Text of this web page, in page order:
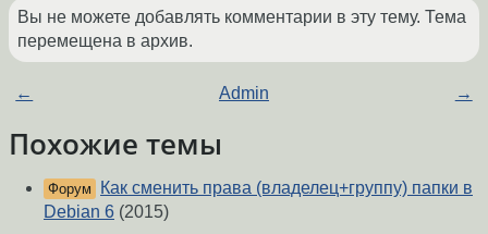
Вы не можете добавлять комментарии в эту тему. Тема
перемещена в архив.
← Admin →
Похожие темы
Форум
Как сменить права (владелец+группу) папки в
Debian 6 (2015)